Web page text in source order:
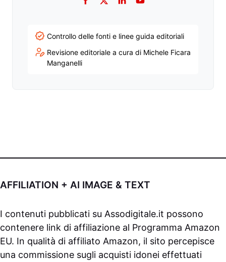
Facebook
TwitterLinkedInYouTube
Controllo delle fonti e linee guida editoriali
Revisione editoriale a cura di Michele Ficara
Manganelli
AFFILIATION + AI IMAGE & TEXT
I contenuti pubblicati su Assodigitale.it possono
contenere link di affiliazione al Programma Amazon
EU. In qualità di affiliato Amazon, il sito percepisce
una commissione sugli acquisti idonei effettuati